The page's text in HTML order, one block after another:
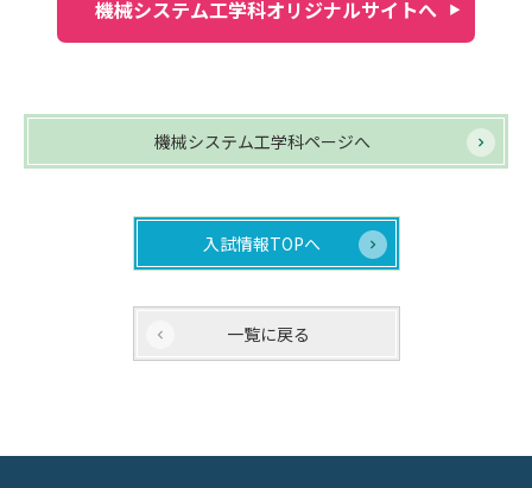
機械システム工学科オリジナルサイトへ
機械システム工学科ページへ
入試情報TOPへ
一覧に戻る